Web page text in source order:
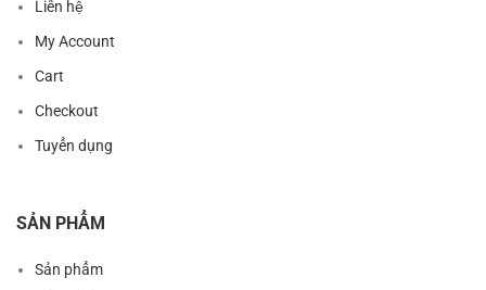
Liên hệ
My Account
Cart
Checkout
Tuyển dụng
SẢN PHẨM
Sản phẩm